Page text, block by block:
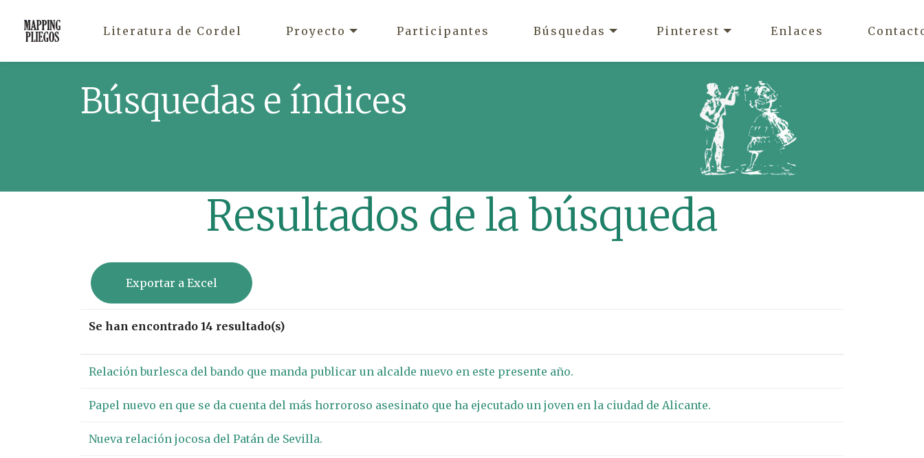
Literatura de Cordel Proyecto Participantes Búsquedas Pinterest Enlaces
Búsquedas e índices
Resultados de la búsqueda
Exportar a Excel
Se han encontrado 14 resultado(s)
Relación burlesca del bando que manda publicar un alcalde nuevo en este presente año.
Papel nuevo en que se da cuenta del más horroroso asesinato que ha ejecutado un joven en la ciudad de Alicante.
Nueva relación jocosa del Patán de Sevilla.